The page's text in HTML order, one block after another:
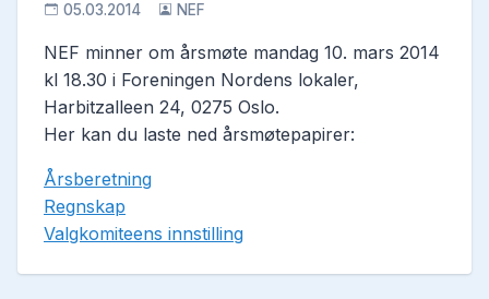
05.03.2014 NEF
NEF minner om årsmøte mandag 10. mars 2014
kl 18.30 i Foreningen Nordens lokaler,
Harbitzalleen 24, 0275 Oslo.
Her kan du laste ned årsmøtepapirer:
Årsberetning
Regnskap
Valgkomiteens innstilling